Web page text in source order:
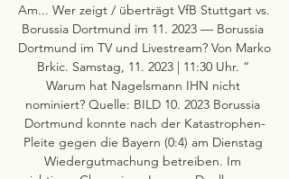
Am... Wer zeigt / überträgt VfB Stuttgart vs.
Borussia Dortmund im 11. 2023 — Borussia
Dortmund im TV und Livestream? Von Marko
Brkic. Samstag, 11. 2023 | 11:30 Uhr. “
Warum hat Nagelsmann IHN nicht
nominiert? Quelle: BILD 10. 2023 Borussia
Dortmund konnte nach der Katastrophen-
Pleite gegen die Bayern (0:4) am Dienstag
Wiedergutmachung betreiben. Im